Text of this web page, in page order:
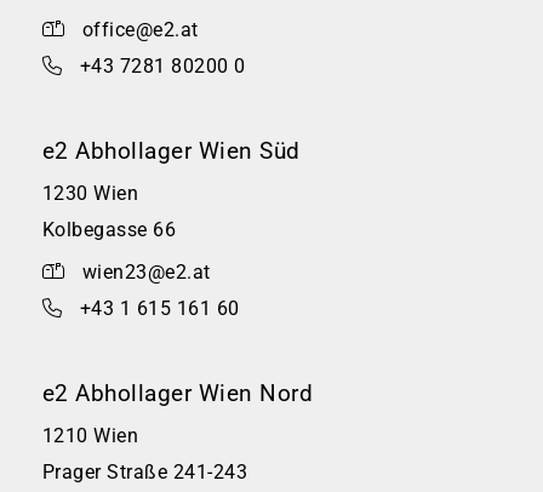
office@e2.at
+43 7281 80200 0
e2 Abhollager Wien Süd
1230 Wien
Kolbegasse 66
wien23@e2.at
+43 1 615 161 60
e2 Abhollager Wien Nord
1210 Wien
Prager Straße 241-243